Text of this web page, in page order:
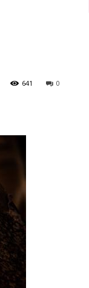
0
641